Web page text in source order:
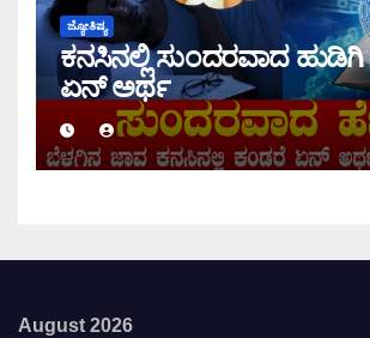
ಜ್ಯೋತಿಷ್ಯ
ಕನಸಿನಲ್ಲಿ ಸುಂದರವಾದ
ಏನ್ ಅರ್ಥ
August 2026